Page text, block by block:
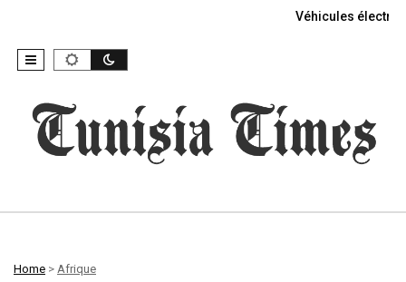
Véhicules
Home > Afrique